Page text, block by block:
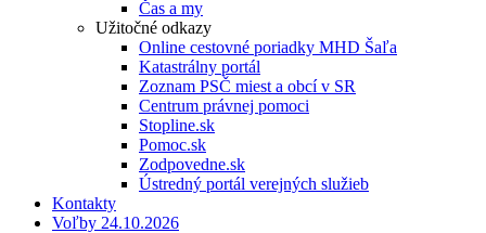
Čas a my
Užitočné odkazy
Online cestovné poriadky MHD Šaľa
Katastrálny portál
Zoznam PSČ miest a obcí v SR
Centrum právnej pomoci
Stopline.sk
Pomoc.sk
Zodpovedne.sk
Ústredný portál verejných služieb
Kontakty
Voľby 24.10.2026